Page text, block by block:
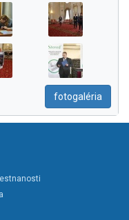
fotogaléria